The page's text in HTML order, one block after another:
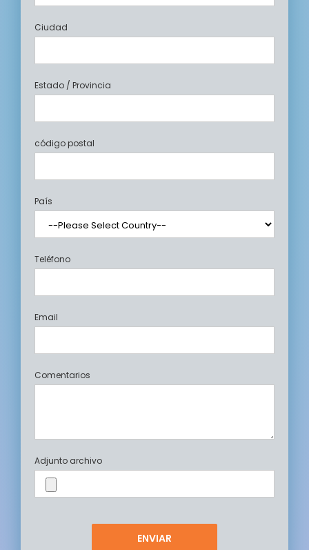
Ciudad
Estado / Provincia
código postal
País
Teléfono
Email
Comentarios
Adjunto archivo